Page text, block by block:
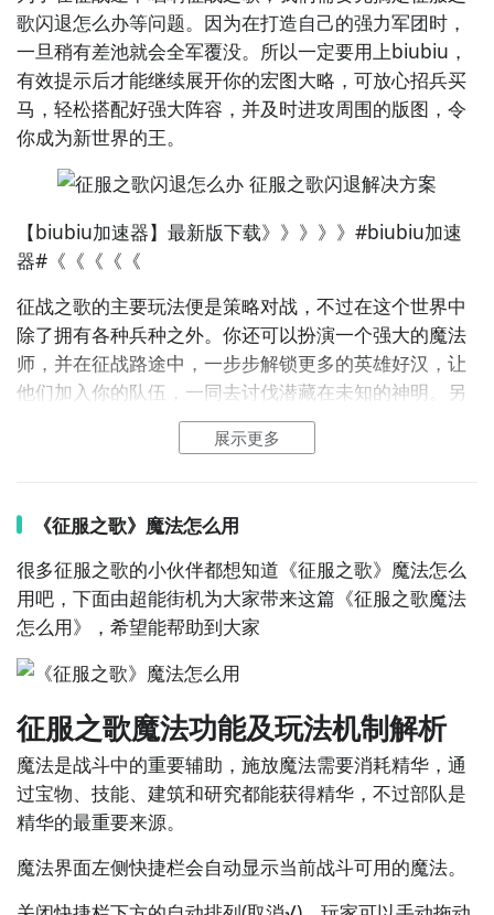
通过上面的游戏介绍和图片，可能大家对征服之歌有大
致的了解了，不过这么游戏要怎么样才能抢先体验到
呢？不用担心，目前九游客户端已经开通了测试提醒
了，通过在九游APP中搜索“征服之歌”，点击右边的
【订阅】或者是【开测提醒】，订阅游戏就不会错过最
先的下载机会了咯！
九游APP
玩新游 上九游
全球好游抢先下
福利礼包免费领
歌闪退怎么办等问题。因为在打造自己的强力军团时，
一旦稍有差池就会全军覆没。所以一定要用上biubiu，
有效提示后才能继续展开你的宏图大略，可放心招兵买
马，轻松搭配好强大阵容，并及时进攻周围的版图，令
你成为新世界的王。
【biubiu加速器】最新版下载》》》》》#biubiu加速
器#《《《《《
征战之歌的主要玩法便是策略对战，不过在这个世界中
除了拥有各种兵种之外。你还可以扮演一个强大的魔法
师，并在征战路途中，一步步解锁更多的英雄好汉，让
他们加入你的队伍，一同去讨伐潜藏在未知的神明。另
外这里还有一些强大的神器潜藏在一些危机四伏的秘
境，我们除了要讨伐其他国度的人。也要先取出这些力
在玩征战之歌时过于卡顿的话，那就无法准确的做出下
一步抉择，让你错失击败对方的良机。用上biubiu之
后，就能拒绝卡住，每步棋都能依靠个人想法去搞定。
新用户的话可领取24小时的免费加速，另外新老用户输
入【biubiu不卡顿】，就能额外获得三天免费加速。另
外征战之歌暂且未上线国服，要是想传送至新的魔法世
界开启征战的话，就一定要用上加速器。才有资格加入
瓜分新世界板块的资格，避免卡住。
展示更多
《征服之歌》魔法怎么用
很多征服之歌的小伙伴都想知道《征服之歌》魔法怎么
用吧，下面由超能街机为大家带来这篇《征服之歌魔法
怎么用》，希望能帮助到大家
征服之歌魔法功能及玩法机制解析
魔法是战斗中的重要辅助，施放魔法需要消耗精华，通
过宝物、技能、建筑和研究都能获得精华，不过部队是
精华的最重要来源。
魔法界面左侧快捷栏会自动显示当前战斗可用的魔法。